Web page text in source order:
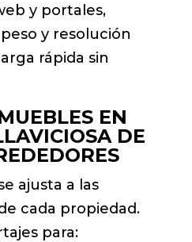
y portales,
y resolución
rápida sin
EN
DE
ajusta a las
cada propiedad.
para: